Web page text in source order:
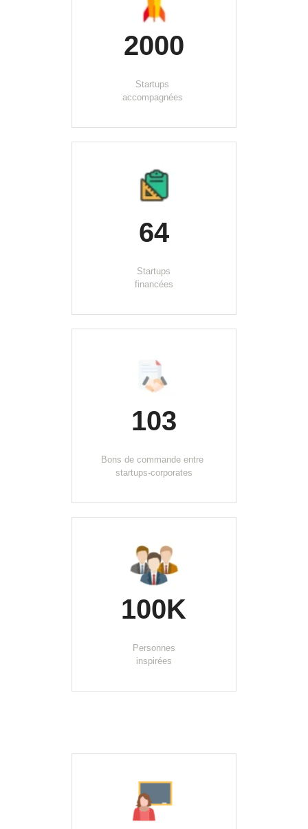
2000
Startups
accompagnées
64
Startups
financées
103
Bons de commande entre
startups-corporates
100K
Personnes
inspirées